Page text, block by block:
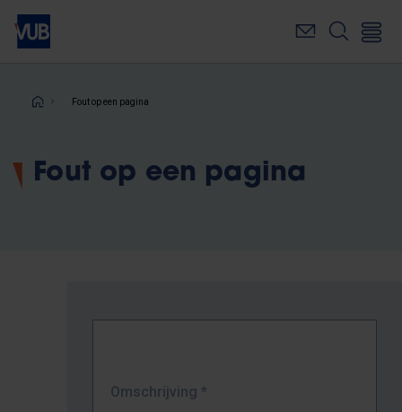
Overslaan
naar
inhoudKruimelpad
Fout op een pagina
Fout op een pagina
Omschrijving *